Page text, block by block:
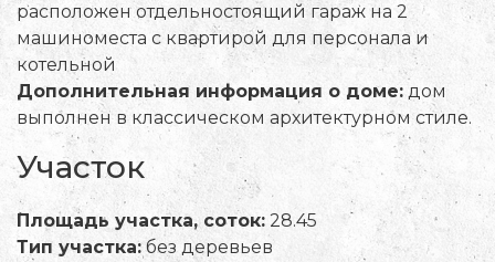
расположен отдельностоящий гараж на 2
машиноместа с квартирой для персонала и
котельной
Дополнительная информация о доме: дом
выполнен в классическом архитектурном стиле.
Участок
Площадь участка, соток: 28.45
Тип участка: без деревьев